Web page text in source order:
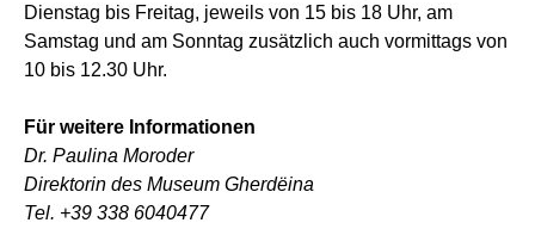
Dienstag bis Freitag, jeweils von 15 bis 18 Uhr, am
Samstag und am Sonntag zusätzlich auch vormittags von
10 bis 12.30 Uhr.
Für weitere Informationen
Dr. Paulina Moroder
Direktorin des Museum Gherdëina
Tel. +39 338 6040477